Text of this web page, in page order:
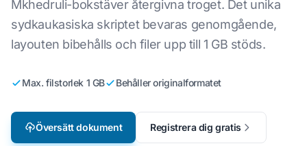
Mkhedruli-bokstäver återgivna troget. Det unika
sydkaukasiska skriptet bevaras genomgående,
layouten bibehålls och filer upp till 1 GB stöds.
Max. filstorlek 1 GB Behåller originalformatet
Översätt dokument Registrera dig gratis